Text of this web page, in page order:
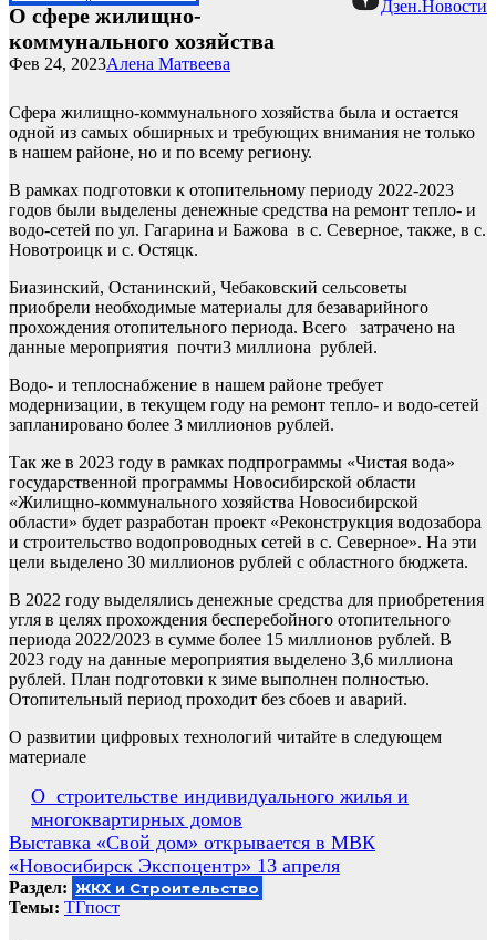
Дзен.Новости
О сфере жилищно-
коммунального хозяйства
Алена Матвеева
Фев 24, 2023
Сфера жилищно-коммунального хозяйства была и остается
одной из самых обширных и требующих внимания не только
в нашем районе, но и по всему региону.
В рамках подготовки к отопительному периоду 2022-2023
годов были выделены денежные средства на ремонт тепло- и
водо-сетей по ул. Гагарина и Бажова в с. Северное, также, в с.
Новотроицк и с. Остяцк.
Биазинский, Останинский, Чебаковский сельсоветы
приобрели необходимые материалы для безаварийного
прохождения отопительного периода. Всего затрачено на
данные мероприятия почти3 миллиона рублей.
Водо- и теплоснабжение в нашем районе требует
модернизации, в текущем году на ремонт тепло- и водо-сетей
запланировано более 3 миллионов рублей.
Так же в 2023 году в рамках подпрограммы «Чистая вода»
государственной программы Новосибирской области
«Жилищно-коммунального хозяйства Новосибирской
области» будет разработан проект «Реконструкция водозабора
и строительство водопроводных сетей в с. Северное». На эти
цели выделено 30 миллионов рублей с областного бюджета.
В 2022 году выделялись денежные средства для приобретения
угля в целях прохождения бесперебойного отопительного
периода 2022/2023 в сумме более 15 миллионов рублей. В
2023 году на данные мероприятия выделено 3,6 миллиона
рублей. План подготовки к зиме выполнен полностью.
Отопительный период проходит без сбоев и аварий.
О развитии цифровых технологий читайте в следующем
материале
Навигация
по
записям
О строительстве индивидуального жилья и
многоквартирных домов
Выставка «Свой дом» открывается в МВК
«Новосибирск Экспоцентр» 13 апреля
Раздел: ЖКХ и Строительство
Темы: ТГпост